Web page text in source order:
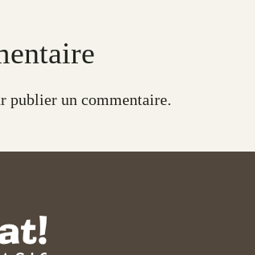
publier un commentaire.